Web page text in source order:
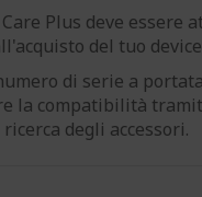
Plus deve essere
del tuo device
di serie a
la compatibilità
degli accessori.